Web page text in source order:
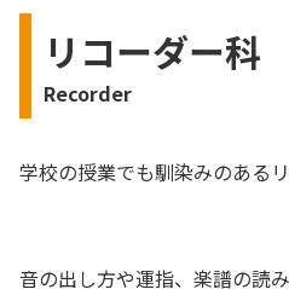
リコーダー科
Recorder
学校の授業でも馴染みのある
音の出し方や運指、楽譜の読